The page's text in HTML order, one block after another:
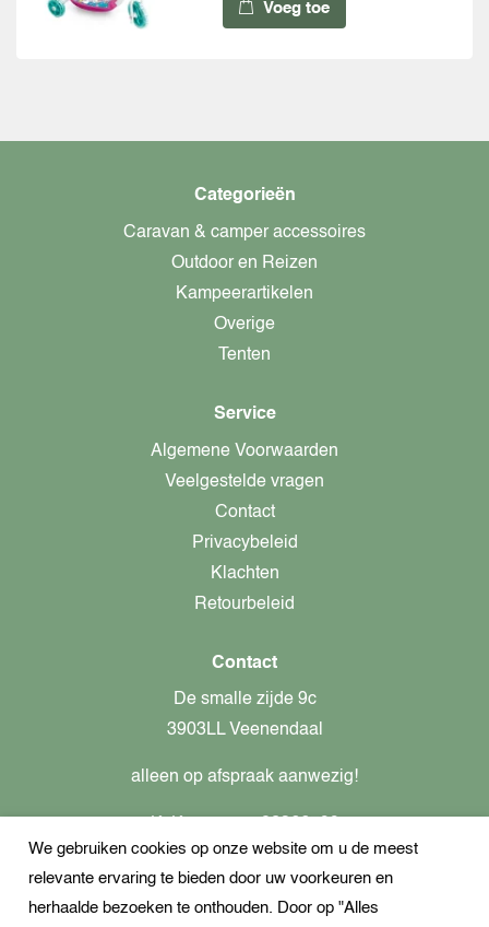
Voeg toe
Categorieën
Caravan & camper accessoires
Outdoor en Reizen
Kampeerartikelen
Overige
Tenten
Service
Algemene Voorwaarden
Veelgestelde vragen
Contact
Privacybeleid
Klachten
Retourbeleid
Contact
De smalle zijde 9c
3903LL Veenendaal
alleen op afspraak aanwezig!
Btw-nummer: nl862437301B01
+31621944547
We gebruiken cookies op onze website om u de meest
relevante ervaring te bieden door uw voorkeuren en
herhaalde bezoeken te onthouden. Door op "Alles